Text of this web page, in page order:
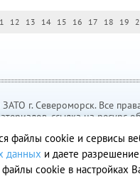
12 13 14 15 16 17 18 19
г. Североморск. Все
ссылка на ресурс
персональных данных
Старт Икс
файлы cookie и сервисы
данных и даете
cookie в настройках